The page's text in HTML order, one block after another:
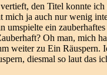
den Titel konnte ich
mich ja auch nur wenig
umspielte ein
Oh man, mich
weiter zu Ein Räuspern.
diesmal so laut das